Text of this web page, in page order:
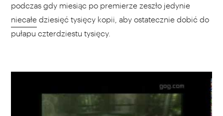
podczas gdy miesiąc po premierze zeszło jedynie
niecałe dziesięć tysięcy kopii, aby ostatecznie dobić do
pułapu czterdziestu tysięcy.